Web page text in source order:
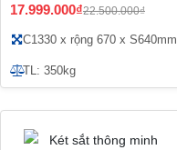
17.999.000₫22.500.000₫
C1330 x rộng 670 x S640mm
TL: 350kg